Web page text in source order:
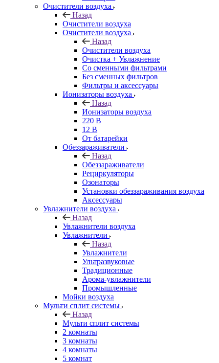
Очистители воздуха
Назад
Очистители воздуха
Очистители воздуха
Назад
Очистители воздуха
Очистка + Увлажнение
Cо сменными фильтрами
Без сменных фильтров
Фильтры и аксессуары
Ионизаторы воздуха
Назад
Ионизаторы воздуха
220 В
12 В
От батарейки
Обеззараживатели
Назад
Обеззараживатели
Рециркуляторы
Озонаторы
Установки обеззараживания воздуха
Аксессуары
Увлажнители воздуха
Назад
Увлажнители воздуха
Увлажнители
Назад
Увлажнители
Ультразвуковые
Традиционные
Арома-увлажнители
Промышленные
Мойки воздуха
Мульти сплит системы
Назад
Мульти сплит системы
2 комнаты
3 комнаты
4 комнаты
5 комнат